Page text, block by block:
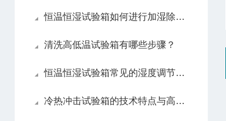
恒温恒湿试验箱如何进行加湿除湿处理？
清洗高低温试验箱有哪些步骤？
恒温恒湿试验箱常见的湿度调节方法
冷热冲击试验箱的技术特点与高性能设计